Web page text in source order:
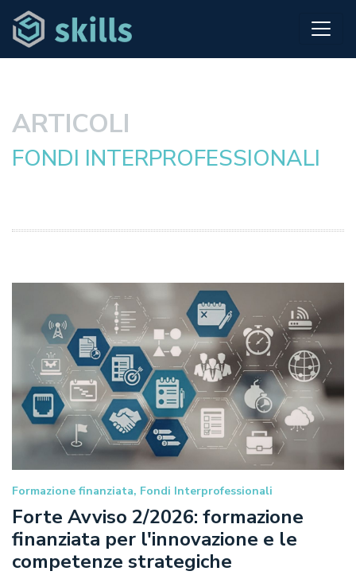
ARTICOLI
FONDI INTERPROFESSIONALI
Formazione finanziata, Fondi Interprofessionali
Forte Avviso 2/2026: formazione
finanziata per l'innovazione e le
competenze strategiche